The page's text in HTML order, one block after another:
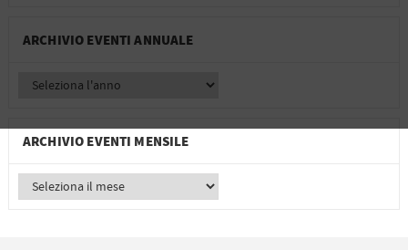
ARCHIVIO EVENTI ANNUALE
ARCHIVIO EVENTI MENSILE